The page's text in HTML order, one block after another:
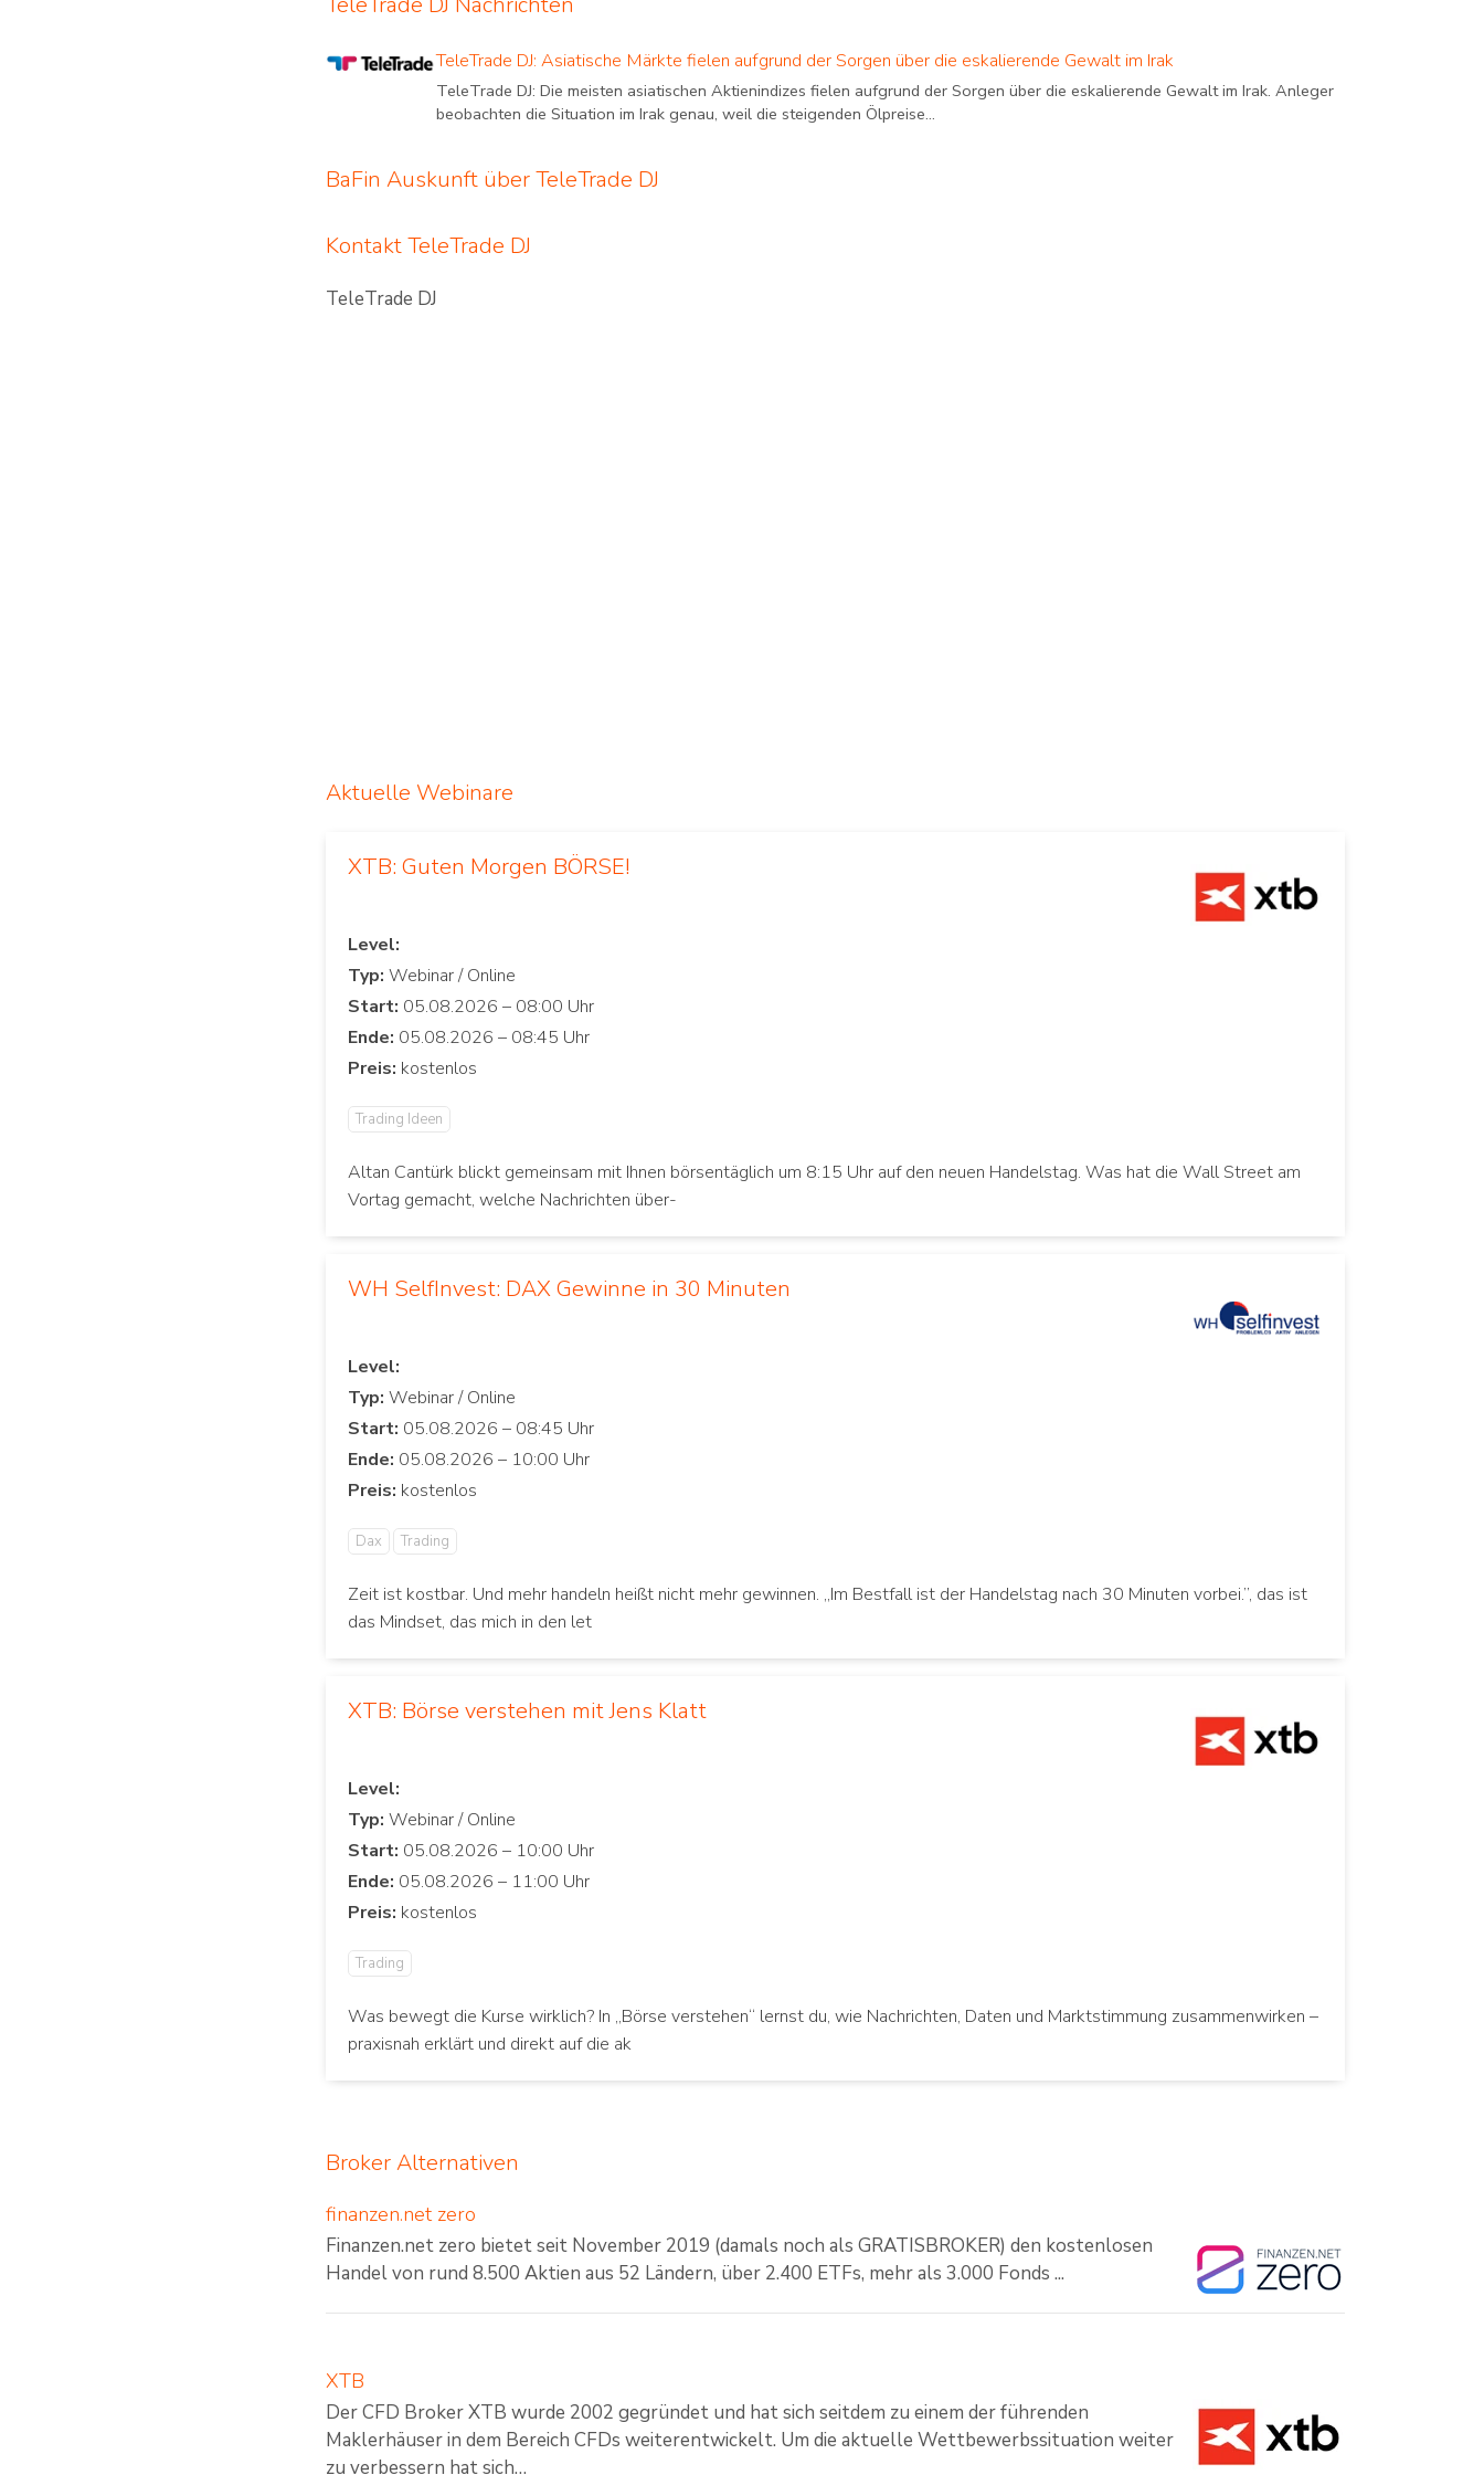
TeleTrade DJ: Asiatische Märkte fielen aufgrund der Sorgen über die eskalierende Gewalt im Irak
TeleTrade DJ: Die meisten asiatischen Aktienindizes fielen aufgrund der Sorgen über die eskalierende Gewalt im Irak. Anleger
beobachten die Situation im Irak genau, weil die steigenden Ölpreise...
BaFin Auskunft über TeleTrade DJ
Kontakt TeleTrade DJ
TeleTrade DJ
Aktuelle Webinare
XTB: Guten Morgen BÖRSE!
Level:
Typ:
Start:
Ende:
Preis:
Trading Ideen
Altan Cantürk blickt gemeinsam mit Ihnen börsentäglich um 8:15 Uhr auf den neuen Handelstag. Was hat die Wall Street am
Vortag gemacht, welche Nachrichten über-
WH SelfInvest: DAX Gewinne in 30 Minuten
Level:
Typ:
Start:
Ende:
Preis:
Dax Trading
Zeit ist kostbar. Und mehr handeln heißt nicht mehr gewinnen. „Im Bestfall ist der Handelstag nach 30 Minuten vorbei.”, das ist
das Mindset, das mich in den let
XTB: Börse verstehen mit Jens Klatt
Level:
Typ:
Start:
Ende:
Preis:
Trading
Was bewegt die Kurse wirklich? In „Börse verstehen“ lernst du, wie Nachrichten, Daten und Marktstimmung zusammenwirken –
praxisnah erklärt und direkt auf die ak
Broker Alternativen
finanzen.net zero
Finanzen.net zero bietet seit November 2019 (damals noch als GRATISBROKER) den kostenlosen
Handel von rund 8.500 Aktien aus 52 Ländern, über 2.400 ETFs, mehr als 3.000 Fonds ...
XTB
Der CFD Broker XTB wurde 2002 gegründet und hat sich seitdem zu einem der führenden
Maklerhäuser in dem Bereich CFDs weiterentwickelt. Um die aktuelle Wettbewerbssituation weiter
zu verbessern hat sich…